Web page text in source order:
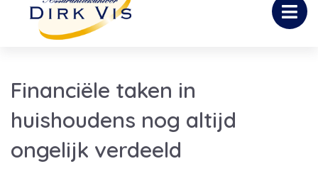
Financiële taken in
huishoudens nog altijd
ongelijk verdeeld